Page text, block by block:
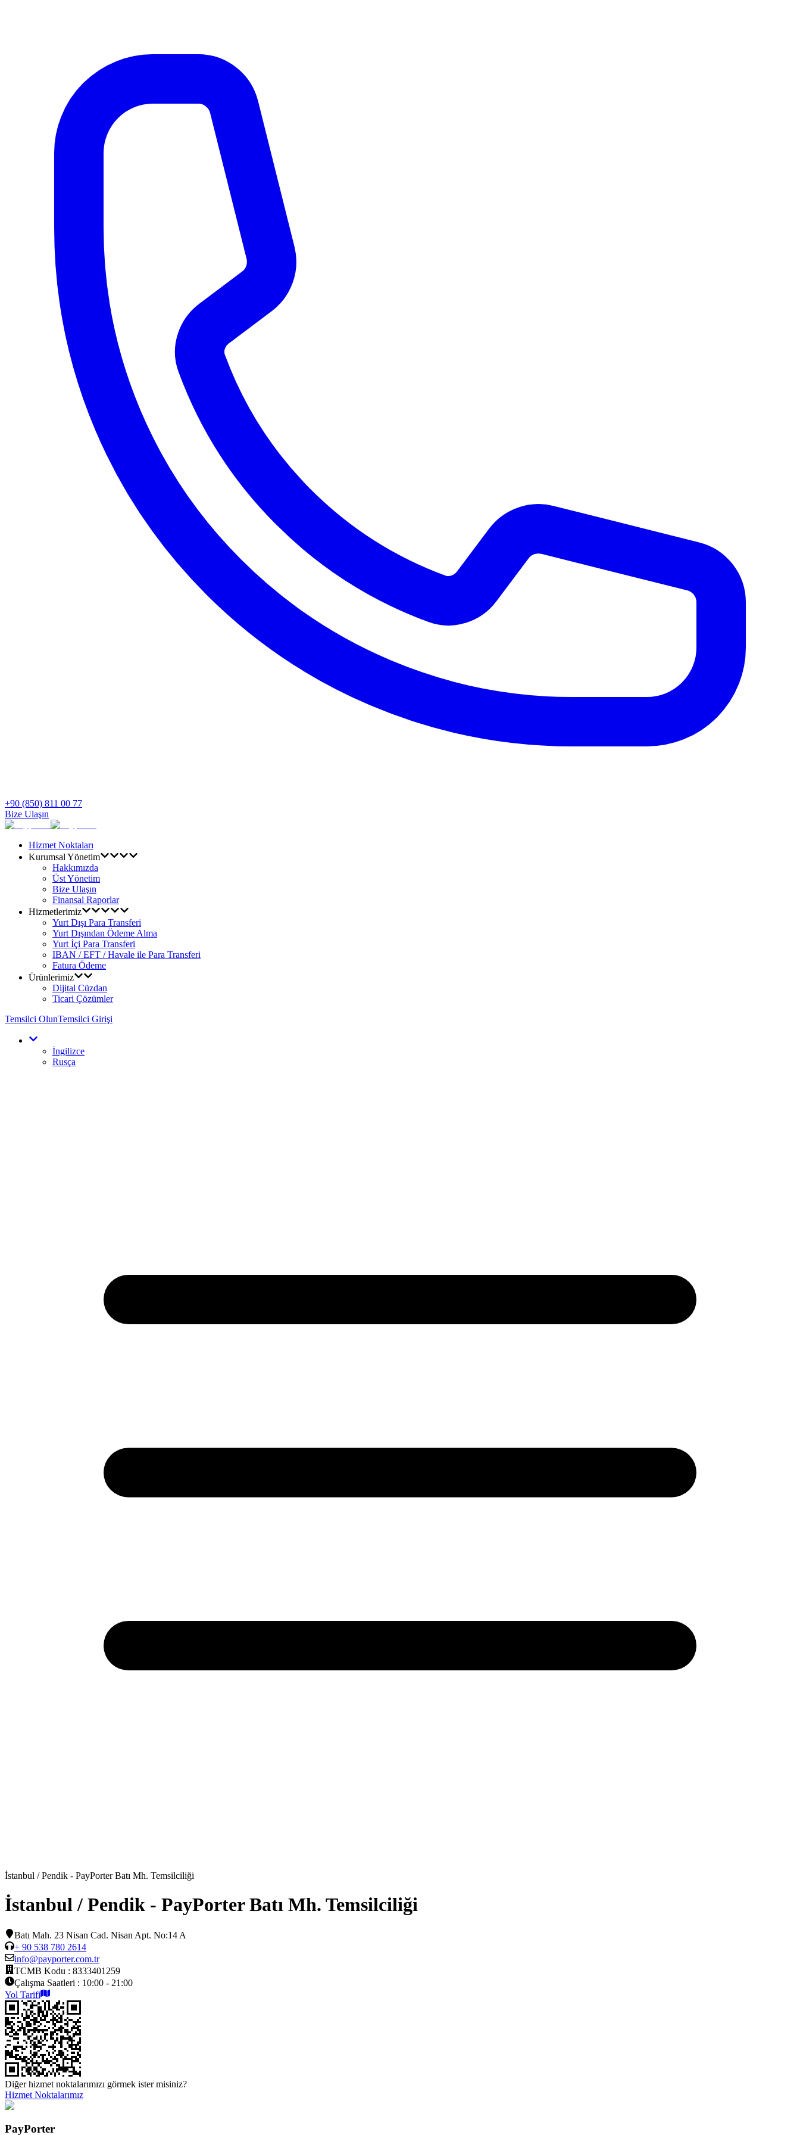
+90 (850) 811 00 77
Bize Ulaşın
Hizmet Noktaları
Kurumsal Yönetim
Hakkımızda
Üst Yönetim
Bize Ulaşın
Finansal Raporlar
Hizmetlerimiz
Yurt Dışı Para Transferi
Yurt Dışından Ödeme Alma
Yurt İçi Para Transferi
IBAN / EFT / Havale ile Para Transferi
Fatura Ödeme
Ürünlerimiz
Dijital Cüzdan
Ticari Çözümler
Temsilci OlunTemsilci Girişi
İngilizce
Rusça
İstanbul / Pendik - PayPorter Batı Mh. Temsilciliği
İstanbul / Pendik - PayPorter Batı Mh. Temsilciliği
Batı Mah. 23 Nisan Cad. Nisan Apt. No:14 A
+ 90 538 780 2614
info@payporter.com.tr
TCMB Kodu : 8333401259
Çalışma Saatleri : 10:00 - 21:00
Yol Tarifi
Diğer hizmet noktalarımızı görmek ister misiniz?
Hizmet Noktalarımız
PayPorter